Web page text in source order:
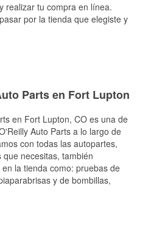
realizar tu compra en línea.
por la tienda que elegiste y
Parts en Fort Lupton
en Fort Lupton, CO es una de
Auto Parts a lo largo de
con todas las autopartes,
necesitas, también
la tienda como: pruebas de
y de bombillas,